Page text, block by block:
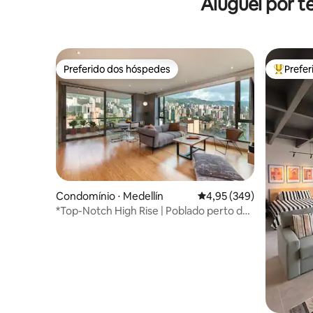
Preferido dos hóspedes
Preferido dos hóspedes
Condomínio ⋅ Medellín 4,95 de uma avaliação
4,95 (349)
*Top-Notch High Rise | Poblado perto do
Entre os